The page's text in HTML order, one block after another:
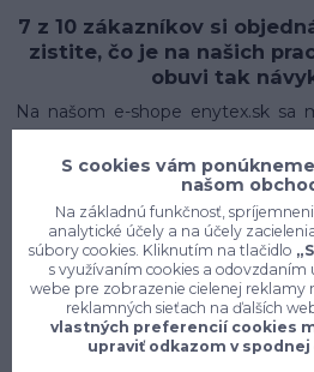
7 z 10 zákazníkov si
zistite, čo je na našich
obuvi tak
Na našom e-shope enytex.sk sa
oblečenia, ktorý pokrýva
najrôznejšími odvetviami a
stavebníctve, priemysle,
logistike alebo v akomkoľvek
presne to, čo potrebuješ, aby
vykonávať nielen pohodlne,
profesionálnym vzhľadom. Náš
nohavice, montérky, pracovné
S cookies vám
našom
Na základnú funkčnosť,
analytické účely a na účely
súbory cookies. Kliknutím na tlačidlo
s využívaním cookies a odovzdaním
webe pre zobrazenie cielenej reklamy
reklamných sieťach na ďalších
vlastných preferencií cookies
upraviť odkazom v